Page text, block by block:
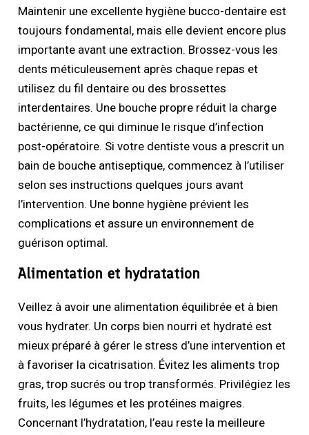
Maintenir une excellente hygiène bucco-dentaire est
toujours fondamental, mais elle devient encore plus
importante avant une extraction. Brossez-vous les
dents méticuleusement après chaque repas et
utilisez du fil dentaire ou des brossettes
interdentaires. Une bouche propre réduit la charge
bactérienne, ce qui diminue le risque d’infection
post-opératoire. Si votre dentiste vous a prescrit un
bain de bouche antiseptique, commencez à l’utiliser
selon ses instructions quelques jours avant
l’intervention. Une bonne hygiène prévient les
complications et assure un environnement de
guérison optimal.
Alimentation et hydratation
Veillez à avoir une alimentation équilibrée et à bien
vous hydrater. Un corps bien nourri et hydraté est
mieux préparé à gérer le stress d’une intervention et
à favoriser la cicatrisation. Évitez les aliments trop
gras, trop sucrés ou trop transformés. Privilégiez les
fruits, les légumes et les protéines maigres.
Concernant l’hydratation, l’eau reste la meilleure